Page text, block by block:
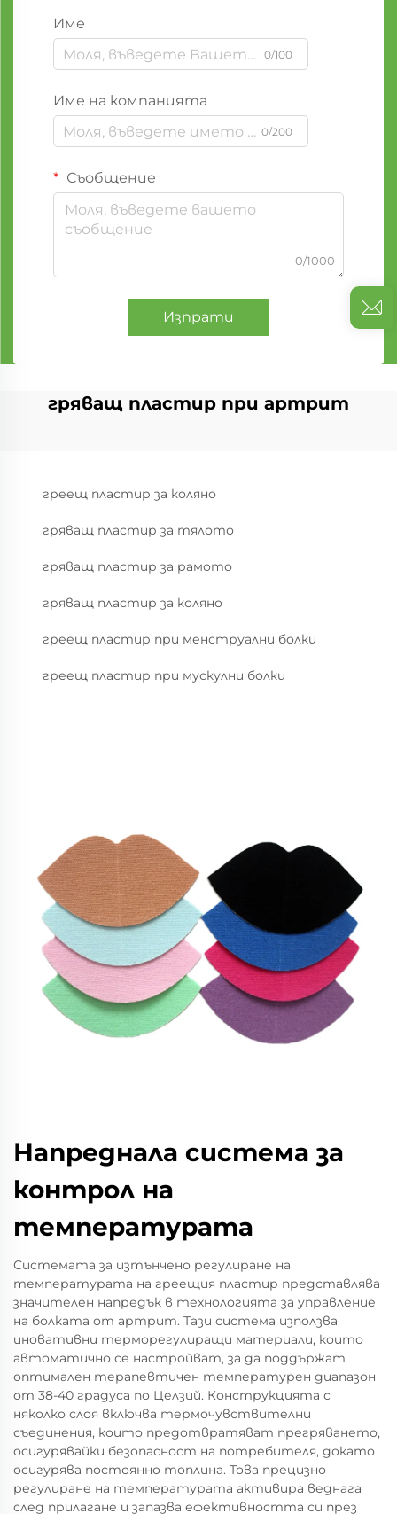
Име
0/100
Име на компанията
0/200
Съобщение
0/1000
Изпрати
гряващ пластир при артрит
греещ пластир за коляно
гряващ пластир за тялото
гряващ пластир за рамото
гряващ пластир за коляно
греещ пластир при менструални болки
греещ пластир при мускулни болки
Напреднала система за
контрол на
температурата
Системата за изтънчено регулиране на
температурата на греещия пластир представлява
значителен напредък в технологията за управление
на болката от артрит. Тази система използва
иновативни терморегулиращи материали, които
автоматично се настройват, за да поддържат
оптимален терапевтичен температурен диапазон
от 38-40 градуса по Целзий. Конструкцията с
няколко слоя включва термочувствителни
съединения, които предотвратяват прегряването,
осигурявайки безопасност на потребителя, докато
осигурява постоянно топлина. Това прецизно
регулиране на температурата активира веднага
след прилагане и запазва ефективността си през